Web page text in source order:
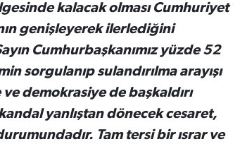
kalacak olması Cumhuriyet
genişleyerek ilerlediğini
Cumhurbaşkanımız yüzde 52
sorgulanıp sulandırılma arayışı
demokrasiye de başkaldırı
yanlıştan dönecek cesaret,
Tam tersi bir ısrar ve